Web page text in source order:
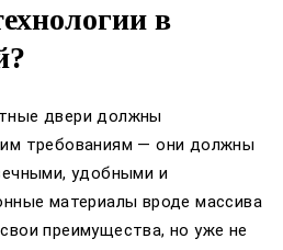
в
двери должны
требованиям — они должны
удобными и
материалы вроде массива
преимущества, но уже не